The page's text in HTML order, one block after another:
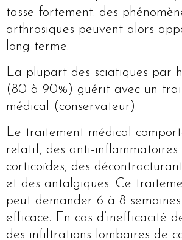
tasse fortement. des
arthrosiques peuvent alors
long terme.
La plupart des sciatiques par
(80 à 90%) guérit avec un
médical (conservateur).
Le traitement médical
relatif, des anti-inflammatoires
corticoïdes, des
et des antalgiques. Ce
peut demander 6 à 8
efficace. En cas d’inefficacité
des infiltrations lombaires de